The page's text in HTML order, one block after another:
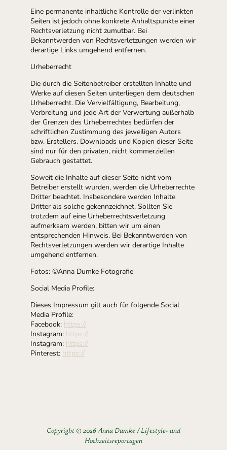
Eine permanente inhaltliche Kontrolle der verlinkten
Seiten ist jedoch ohne konkrete Anhaltspunkte einer
Rechtsverletzung nicht zumutbar. Bei
Bekanntwerden von Rechtsverletzungen werden wir
derartige Links umgehend entfernen.
Urheberrecht
Die durch die Seitenbetreiber erstellten Inhalte und
Werke auf diesen Seiten unterliegen dem deutschen
Urheberrecht. Die Vervielfältigung, Bearbeitung,
Verbreitung und jede Art der Verwertung außerhalb
der Grenzen des Urheberrechtes bedürfen der
schriftlichen Zustimmung des jeweiligen Autors
bzw. Erstellers. Downloads und Kopien dieser Seite
sind nur für den privaten, nicht kommerziellen
Gebrauch gestattet.
Soweit die Inhalte auf dieser Seite nicht vom
Betreiber erstellt wurden, werden die Urheberrechte
Dritter beachtet. Insbesondere werden Inhalte
Dritter als solche gekennzeichnet. Sollten Sie
trotzdem auf eine Urheberrechtsverletzung
aufmerksam werden, bitten wir um einen
entsprechenden Hinweis. Bei Bekanntwerden von
Rechtsverletzungen werden wir derartige Inhalte
umgehend entfernen.
Fotos: ©Anna Dumke Fotografie
Social Media Profile:
Dieses Impressum gilt auch für folgende Social
Media Profile:
Facebook: https://
Instagram: https://
Instagram: https://
Pinterest: https://
Copyright © 2026 Anna Dumke / Lifestyle- und
Hochzeitsreportagen